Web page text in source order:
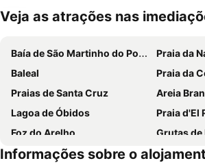
Ampliar mapa
Veja as atrações nas
Baía de São Martinho do Porto
Praia da
Baleal
Praia da
Praias de Santa Cruz
Areia
Lagoa de Óbidos
Praia d'El
Foz do Arelho
Grutas de
Monumento Comemorativo da Batalha do Vimeiro
Mosteiro
Informações sobre o